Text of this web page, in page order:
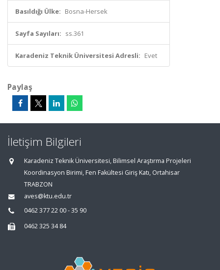
Basıldığı Ülke: Bosna-Hersek
Sayfa Sayıları: ss.361
Karadeniz Teknik Üniversitesi Adresli: Evet
Paylaş
İletişim Bilgileri
Karadeniz Teknik Üniversitesi, Bilimsel Araştırma Projeleri
Koordinasyon Birimi, Fen Fakültesi Giriş Katı, Ortahisar
TRABZON
aves@ktu.edu.tr
0462 377 22 00 - 35 90
0462 325 34 84